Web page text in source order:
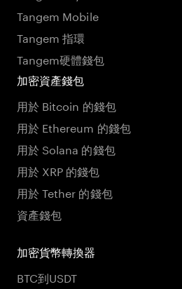
Tangem Mobile
Tangem 指環
Tangem硬體錢包
加密資產錢包
用於 Bitcoin 的錢包
用於 Ethereum 的錢包
用於 Solana 的錢包
用於 XRP 的錢包
用於 Tether 的錢包
資產錢包
加密貨幣轉換器
BTC到USDT